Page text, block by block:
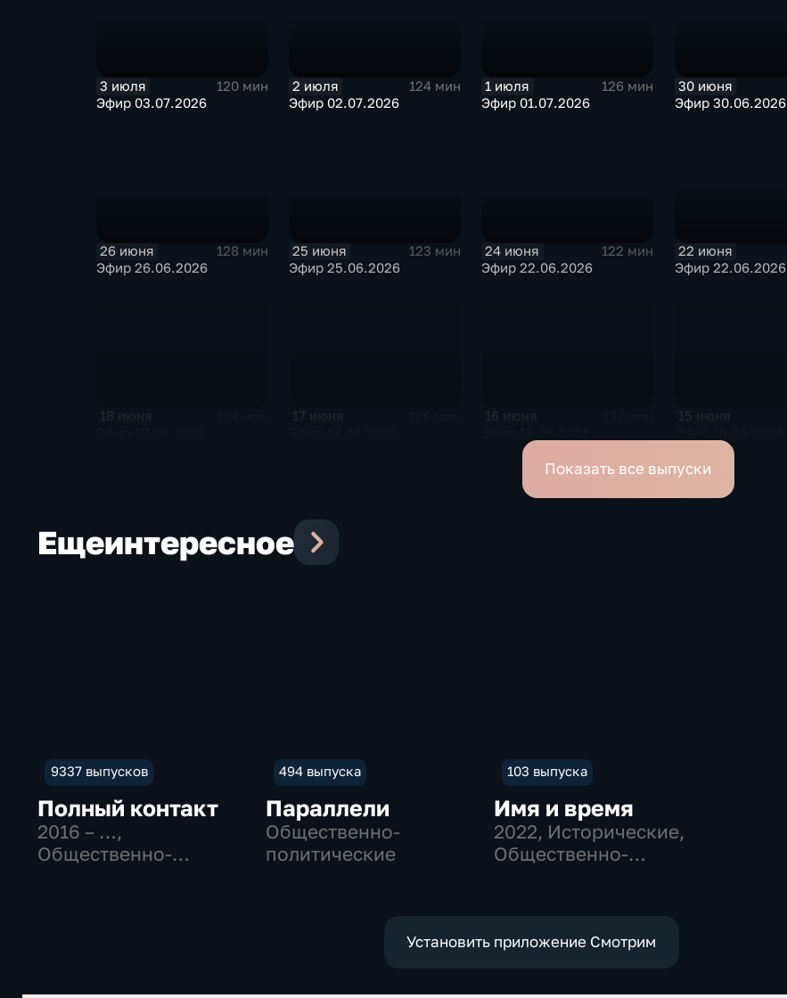
3 июля
120 мин
Эфир 03.07.2026
2 июля
124 мин
Эфир 02.07.2026
1 июля
126 мин
Эфир 01.07.2026
30 июня
Эфир 30.06.2026
26 июня
128 мин
Эфир 26.06.2026
25 июня
123 мин
Эфир 25.06.2026
24 июня
122 мин
Эфир 22.06.2026
22 июня
Эфир 22.06.2026
18 июня 17 июня 16 июня 15 июня
Показать все выпуски
Ещеинтересное
9337 выпусков
Полный контакт
2016 – …,
Общественно-
494 выпуска
Параллели
Общественно-
политические
103 выпуска
Имя и время
2022, Исторические,
Общественно-
Установить приложение Смотрим